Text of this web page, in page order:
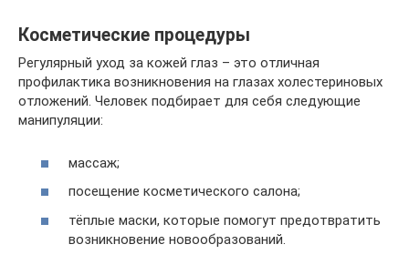
Косметические процедуры
Регулярный уход за кожей глаз – это отличная
профилактика возникновения на глазах холестериновых
отложений. Человек подбирает для себя следующие
манипуляции:
массаж;
посещение косметического салона;
тёплые маски, которые помогут предотвратить
возникновение новообразований.